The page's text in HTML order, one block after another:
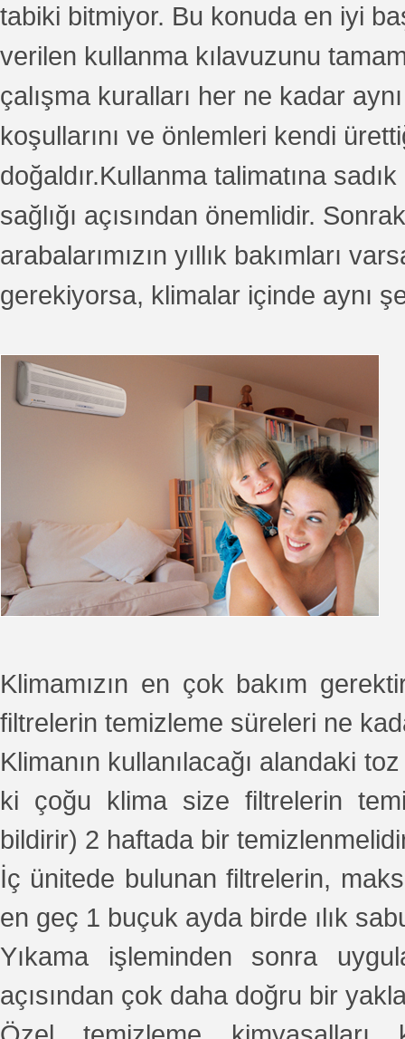
tabiki bitmiyor. Bu konuda en iyi
verilen kullanma kılavuzunu
çalışma kuralları her ne kadar
koşullarını ve önlemleri kendi
doğaldır.Kullanma talimatına
sağlığı açısından önemlidir.
arabalarımızın yıllık bakımları
gerekiyorsa, klimalar içinde aynı
Klimamızın en çok bakım
filtrelerin temizleme süreleri ne
Klimanın kullanılacağı alandaki
ki çoğu klima size filtrelerin
bildirir) 2 haftada bir
İç ünitede bulunan filtrelerin,
en geç 1 buçuk ayda birde ılık
Yıkama işleminden sonra
açısından çok daha doğru bir